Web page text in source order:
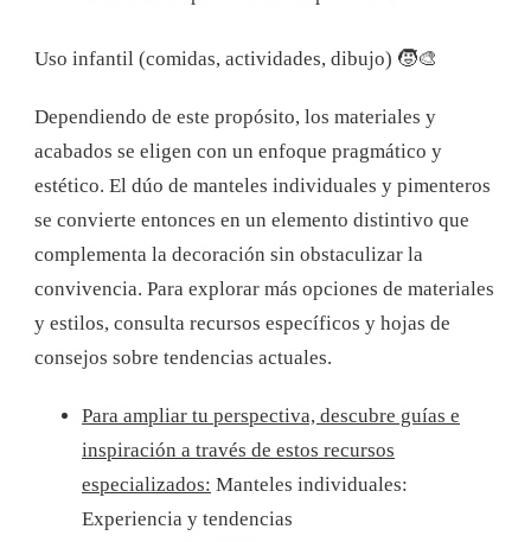
Uso infantil (comidas, actividades, dibujo) 🧒🎨
Dependiendo de este propósito, los materiales y
acabados se eligen con un enfoque pragmático y
estético. El dúo de manteles individuales y pimenteros
se convierte entonces en un elemento distintivo que
complementa la decoración sin obstaculizar la
convivencia. Para explorar más opciones de materiales
y estilos, consulta recursos específicos y hojas de
consejos sobre tendencias actuales.
Para ampliar tu perspectiva, descubre guías e
inspiración a través de estos recursos
especializados: Manteles individuales:
Experiencia y tendencias